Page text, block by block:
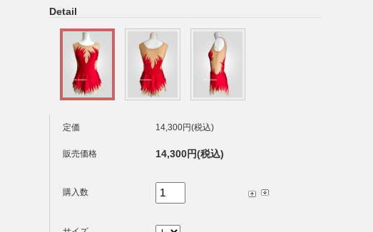
Detail
定価 14,300円(税込)
販売価格 14,300円(税込)
購入数